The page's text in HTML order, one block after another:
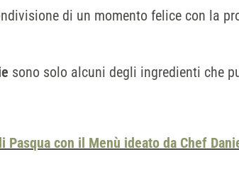
di un momento felice con la
sono solo alcuni degli ingredienti che
Pasqua con il Menù ideato da Chef